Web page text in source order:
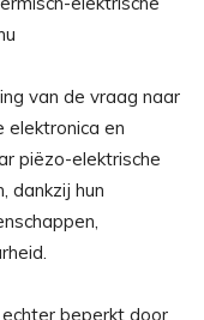
van de vraag naar
elektronica en
piëzo-elektrische
dankzij hun
beperkt door